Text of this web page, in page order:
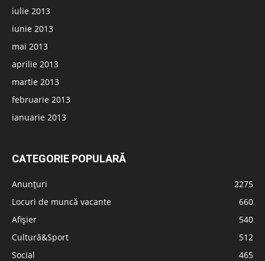
iulie 2013
iunie 2013
mai 2013
aprilie 2013
martie 2013
februarie 2013
ianuarie 2013
CATEGORIE POPULARĂ
Anunțuri
2275
Locuri de muncă vacante
660
Afișier
540
Cultură&Sport
512
Social
465